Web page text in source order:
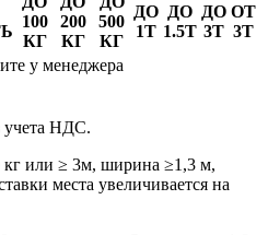
100
КГ
200
КГ
500
КГ
ДО
1Т
ДО
1.5Т
ДО
3Т
ОТ
3Т
у менеджера
учета НДС.
кг или ≥ 3м, ширина ≥1,3 м,
места увеличивается на